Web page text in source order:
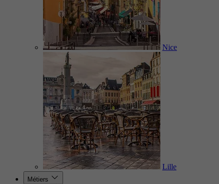
Nice
Lille
Métiers